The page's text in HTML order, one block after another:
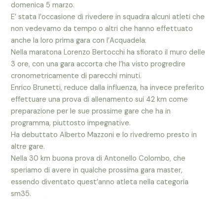
domenica 5 marzo.
E’ stata l’occasione di rivedere in squadra alcuni atleti che
non vedevamo da tempo o altri che hanno effettuato
anche la loro prima gara con l’Acquadela.
Nella maratona Lorenzo Bertocchi ha sfiorato il muro delle
3 ore, con una gara accorta che l’ha visto progredire
cronometricamente di parecchi minuti.
Enrico Brunetti, reduce dalla influenza, ha invece preferito
effettuare una prova di allenamento sui 42 km come
preparazione per le sue prossime gare che ha in
programma, piuttosto impegnative.
Ha debuttato Alberto Mazzoni e lo rivedremo presto in
altre gare.
Nella 30 km buona prova di Antonello Colombo, che
speriamo di avere in qualche prossima gara master,
essendo diventato quest’anno atleta nella categoria
sm35.